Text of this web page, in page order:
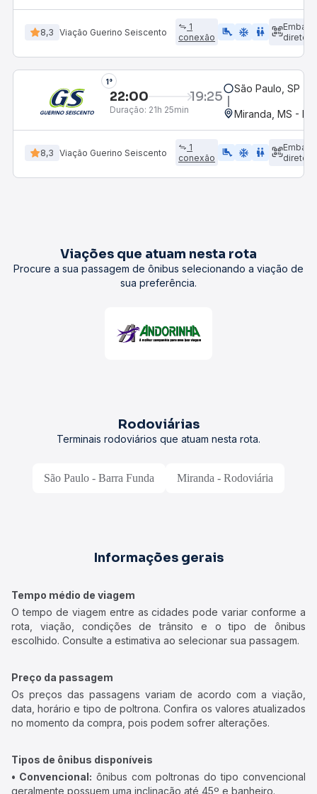
8,3 Viação Guerino Seiscento
1
conexão
airline_seat_legroom_extra ac_unit WC
direto
1°
22:00 19:25
Duração: 21h 25min
São Paulo, SP -
Miranda, MS -
8,3 Viação Guerino Seiscento
1
conexão
airline_seat_legroom_extra ac_unit WC
direto
Viações que atuam nesta rota
Procure a sua passagem de ônibus selecionando a viação de
sua preferência.
Rodoviárias
Terminais rodoviários que atuam nesta rota.
São Paulo - Barra Funda Miranda - Rodoviária
Informações gerais
Tempo médio de viagem
O tempo de viagem entre as cidades pode variar conforme a
rota, viação, condições de trânsito e o tipo de ônibus
escolhido. Consulte a estimativa ao selecionar sua passagem.
Preço da passagem
Os preços das passagens variam de acordo com a viação,
data, horário e tipo de poltrona. Confira os valores atualizados
no momento da compra, pois podem sofrer alterações.
Tipos de ônibus disponíveis
• Convencional: ônibus com poltronas do tipo convencional
geralmente possuem uma inclinação até 45º e banheiro.